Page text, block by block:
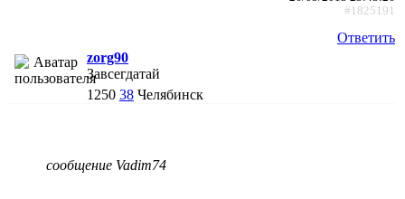
#1825191
Ответить
zorg90
Завсегдатай
1250 38 Челябинск
сообщение Vadim74